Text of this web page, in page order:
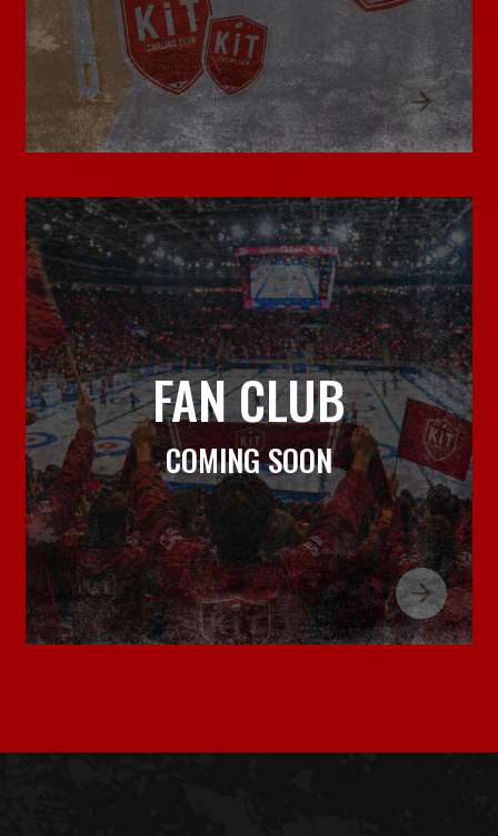
FAN CLUB
COMING SOON